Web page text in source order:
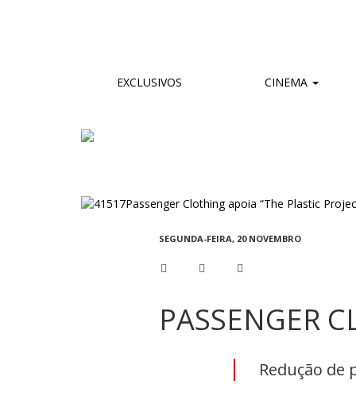
EXCLUSIVOS CINEMA
SEGUNDA-FEIRA, 20 NOVEMBRO
PASSENGER
Redução de